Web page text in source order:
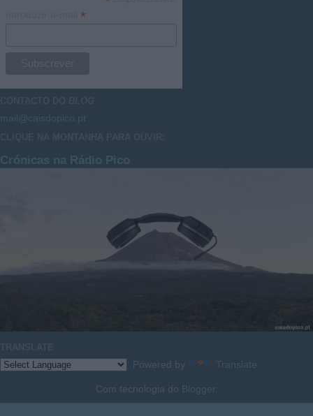
*
CONTACTO DO BLOG
mail@caisdopico.pt
CLIQUE NA MONTANHA PARA OUVIR:
Crónicas na Rádio Pico
TRANSLATE
Powered by Translate
Com tecnologia do Blogger.